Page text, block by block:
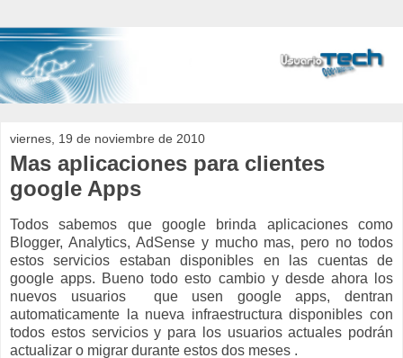
viernes, 19 de noviembre de 2010
Mas aplicaciones para clientes
google Apps
Todos sabemos que google brinda aplicacionescomo
Blogger, Analytics, AdSense y mucho mas, pero no todos
estos servicios estaban disponibles en las cuentas de
googleapps. Bueno todo esto cambio y desde ahora los
nuevos usuarios que usen googleapps,dentran
automaticamente la nueva infraestructura disponibles con
todos estos servicios y para los usuarios actuales podrán
actualizar o migrar durante estos dos meses .